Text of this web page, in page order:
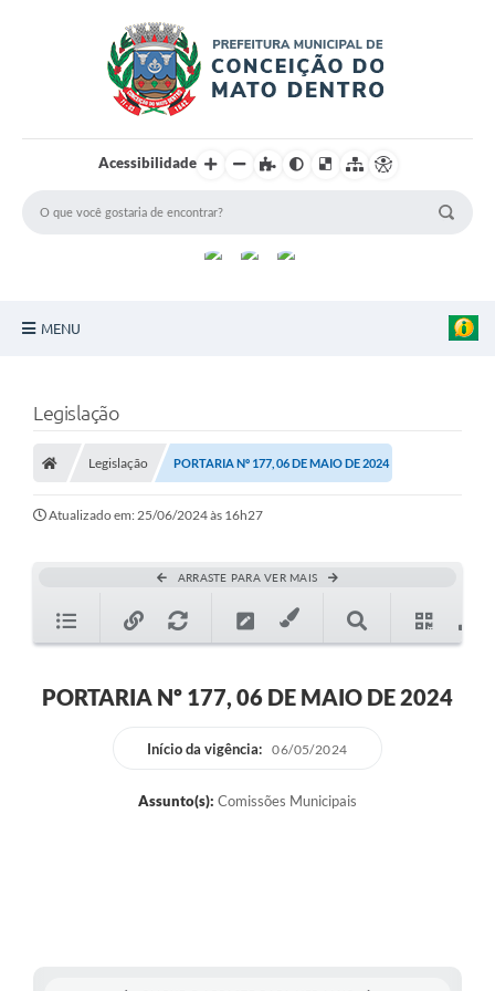
Acessibilidade
MENU
Sobre a Cidade
Turismo
Transparência
Ouvidoria
Procuradoria Jurídica - Consultoria Administrativa
Legislação
Legislação PORTARIA Nº 177, 06 DE MAIO DE 2024
Atualizado em: 25/06/2024 às 16h27
ARRASTE PARA VER MAIS
PORTARIA Nº 177, 06 DE MAIO DE 2024
Início da vigência: 06/05/2024
Assunto(s): Comissões Municipais